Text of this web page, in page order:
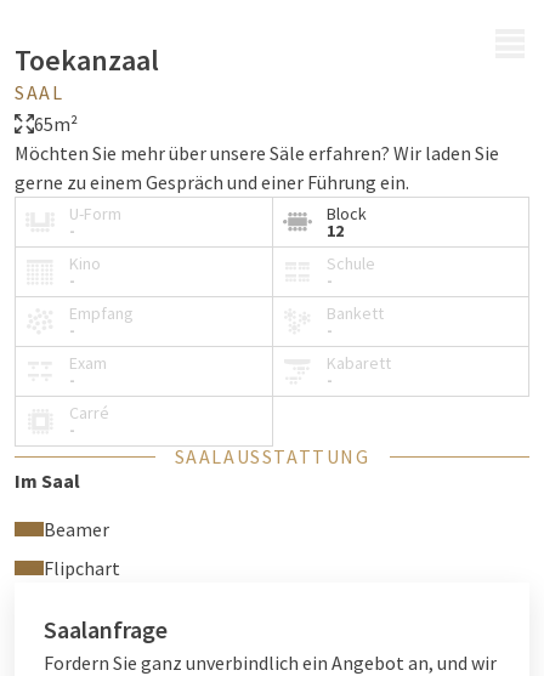
Toekanzaal
SAAL
65m²
Möchten Sie mehr über unsere Säle erfahren? Wir laden Sie
gerne zu einem Gespräch und einer Führung ein.
U-Form
-
Block
12
Kino
-
Schule
-
Empfang
-
Bankett
-
Exam
-
Kabarett
-
Carré
-
SAALAUSSTATTUNG
Im Saal
Beamer
Flipchart
Saalanfrage
Fordern Sie ganz unverbindlich ein Angebot an, und wir